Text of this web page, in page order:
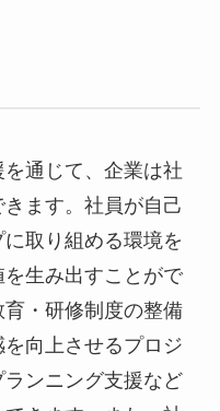
通じて、企業は社
ます。社員が自己
取り組める環境を
生み出すことがで
・研修制度の整備
向上させるプロジ
ンニング支援など